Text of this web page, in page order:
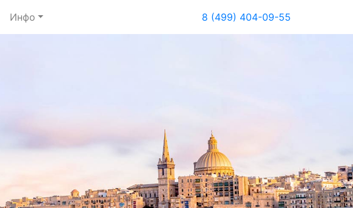
Инфо 8 (499) 404-09-55